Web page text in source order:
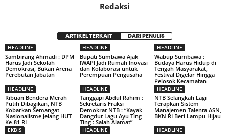
Redaksi
ARTIKEL TERKAIT DARI PENULIS
HEADLINE
Sambirang Ahmadi : DPM
Harus Jadi Sekolah
Demokrasi, Bukan Arena
Perebutan Jabatan
HEADLINE
Bupati Sumbawa Ajak
IWAPI Jadi Rumah Inovasi
dan Kolaborasi untuk
Perempuan Pengusaha
HEADLINE
Wabup Sumbawa :
Budaya Harus Hidup di
Tengah Masyarakat,
Festival Digelar Hingga
Pelosok Kecamatan
HEADLINE
Ribuan Bendera Merah
Putih Dibagikan, NTB
Kobarkan Semangat
Nasionalisme Jelang HUT
Ke-81 RI
HEADLINE
Tanggapi Abdul Rahim :
Sekretaris Fraksi
Demokrat NTB : “Kayak
Dangdut Lagu Ayu Ting
Ting : Salah Alamat”
HEADLINE
NTB Selangkah Lagi
Terapkan Sistem
Manajemen Talenta ASN,
BKN RI Beri Lampu Hijau
EKBIS HEADLINE HEADLINE